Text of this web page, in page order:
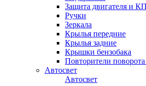
Защита двигателя и
Ручки
Зеркала
Крылья передние
Крылья задние
Крышки бензобака
Повторители
Автосвет
Автосвет